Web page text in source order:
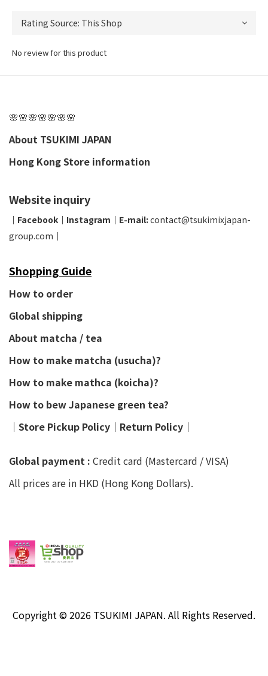
No review for this product
🌸🌸🌸🌸🌸🌸🌸
About TSUKIMI JAPAN
Hong Kong Store information
Website inquiry
│ Facebook │ Instagram │ E-mail: contact@tsukimixjapan-
group.com │
Shopping Guide
How to order
Global shipping
About matcha / tea
How to make matcha (usucha)?
How to make mathca (koicha)?
How to bew Japanese green tea?
│ Store Pickup Policy │ Return Policy │
Global payment : Credit card (Mastercard / VISA)
All prices are in HKD (Hong Kong Dollars).
Copyright © 2026 TSUKIMI JAPAN. All Rights Reserved.